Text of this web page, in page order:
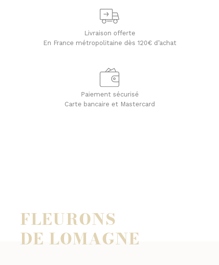
Livraison offerte
En France métropolitaine dès 120€ d’achat
Paiement sécurisé
Carte bancaire et Mastercard
FLEURONS
DE LOMAGNE